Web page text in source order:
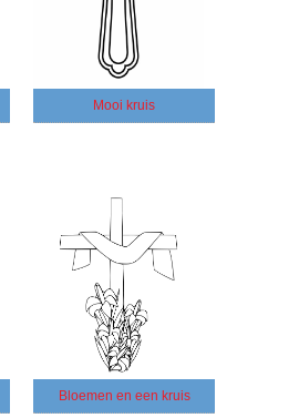
Mooi kruis
Bloemen en een kruis